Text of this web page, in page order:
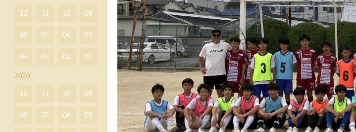
12 11 10 09
08 07 06 05
04 03 02 01
2020
12 11 10 09
08 07 06 05